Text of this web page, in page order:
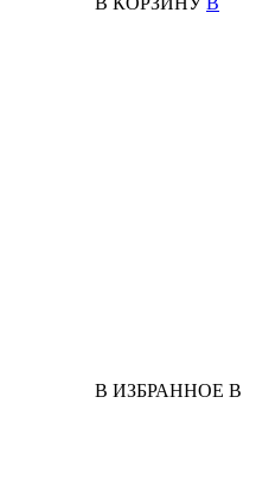
В ИЗБРАННОЕ В